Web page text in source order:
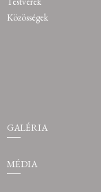
Közösségek
GALÉRIA
MÉDIA